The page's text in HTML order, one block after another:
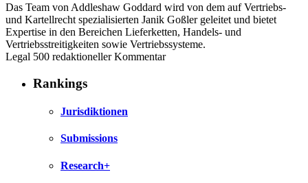
Das Team von Addleshaw Goddard wird von dem auf Vertriebs-
und Kartellrecht spezialisierten Janik Goßler geleitet und bietet
Expertise in den Bereichen Lieferketten, Handels- und
Vertriebsstreitigkeiten sowie Vertriebssysteme.
Legal 500 redaktioneller Kommentar
Rankings
Jurisdiktionen
Submissions
Research+